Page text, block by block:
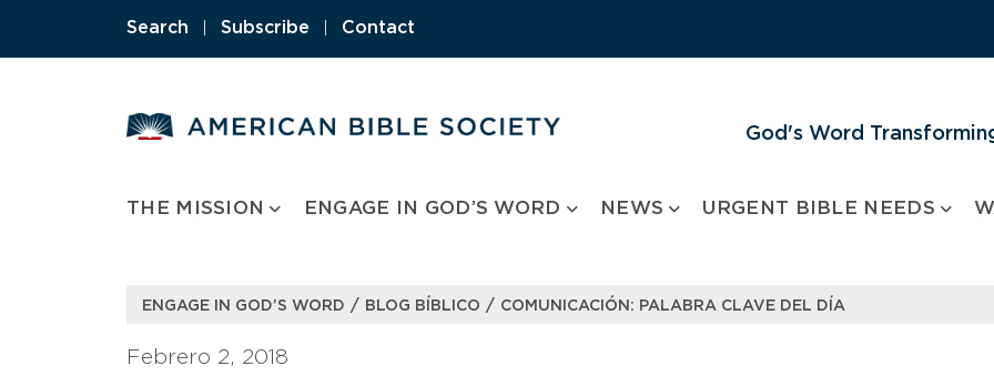
Search Subscribe Contact
God's Word
THE MISSION ENGAGE IN GOD’S WORD NEWS URGENT BIBLE NEEDS
ENGAGE IN GOD’S WORD / BLOG BÍBLICO / COMUNICACIÓN: PALABRA CLAVE DEL DÍA
Febrero 2, 2018